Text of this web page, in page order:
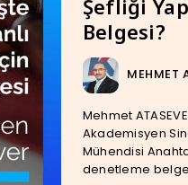
Şefliği
Belgesi?
MEHMET
Mehmet
Akademisyen Sinan ÖZESEN Kamu İhale Uzmanı/İnşaat
Mühendisi Anahtar Kelimeler; Yapım işi, şantiye şefi, ihale, iş